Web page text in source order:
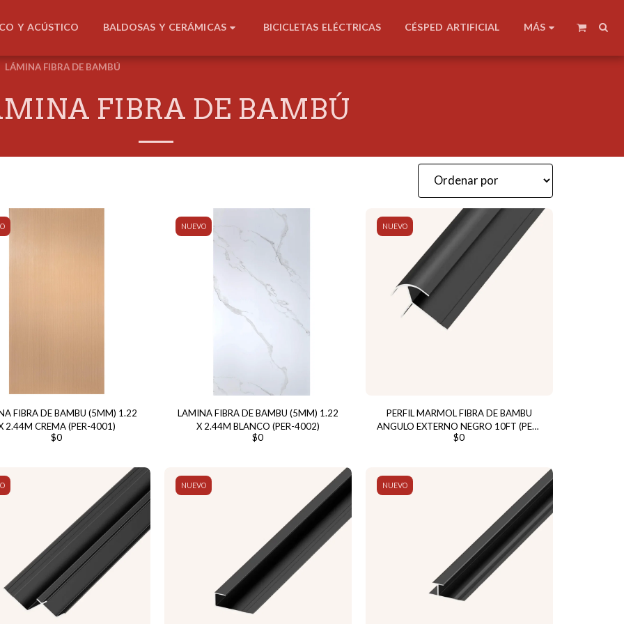
Y ACÚSTICO BALDOSAS Y CERÁMICAS BICICLETAS ELÉCTRICAS CÉSPED ARTIFICIAL MÁS
LÁMINA FIBRA DE BAMBÚ
FIBRA DE BAMBÚ
FIBRA DE BAMBU (5MM) 1.22
2.44M CREMA (PER-4001)
$0
NUEVO
LAMINA FIBRA DE BAMBU (5MM) 1.22
X 2.44M BLANCO (PER-4002)
$0
NUEVO
PERFIL MARMOL FIBRA DE BAMBU
ANGULO EXTERNO NEGRO 10FT (PER-
404)
$0
NUEVO NUEVO